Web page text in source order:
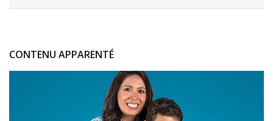
CONTENU APPARENTÉ